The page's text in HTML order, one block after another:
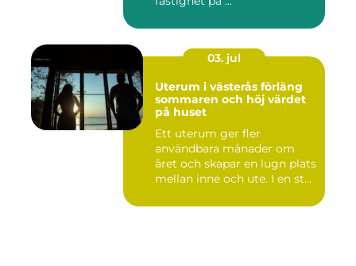
03. jul
Uterum i västerås förläng
sommaren och höj värdet
på huset
Ett uterum ger fler
användbara månader om
året och skapar en lugn plats
mellan inne och ute. I en st...